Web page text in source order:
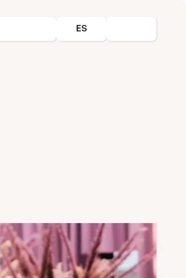
Seleccione su idioma
ES